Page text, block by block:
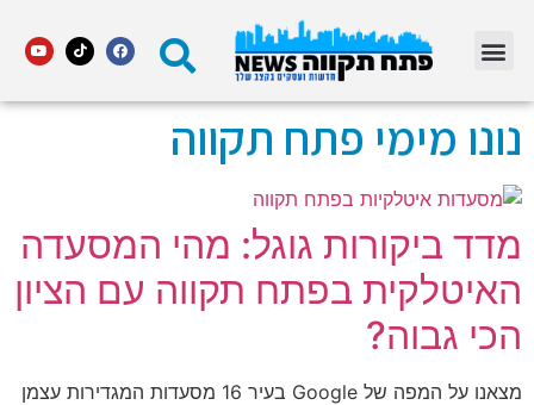
נונו מימי פתח תקווה
מדד ביקורות גוגל: מהי המסעדה
האיטלקית בפתח תקווה עם הציון
הכי גבוה?
מצאנו על המפה של Google בעיר 16 מסעדות המגדירות עצמן